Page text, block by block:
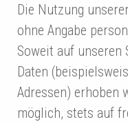
Die Nutzung
ohne Angabe
Soweit auf unseren
Daten
Adressen) erhoben
möglich, stets auf